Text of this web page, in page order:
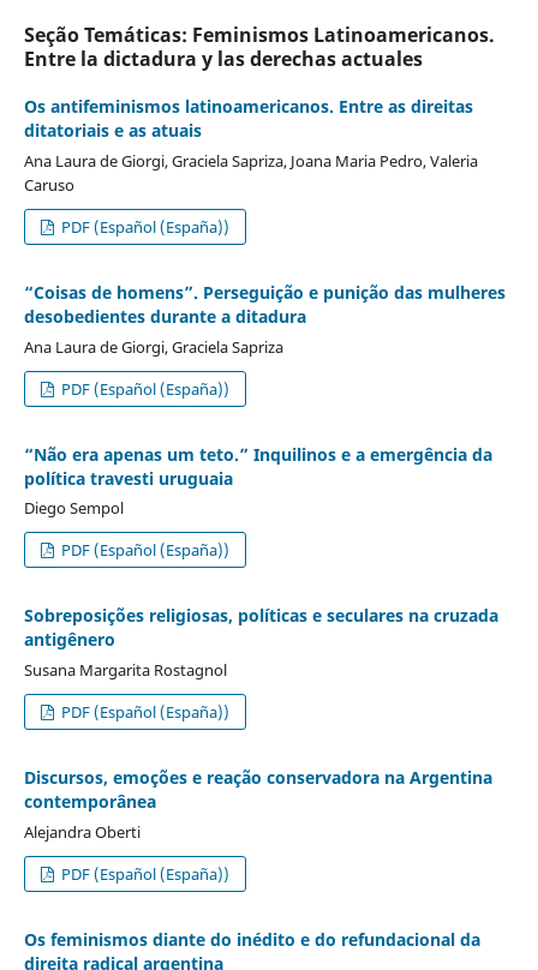
Seção Temáticas: Feminismos Latinoamericanos.
Entre la dictadura y las derechas actuales
Os antifeminismos latinoamericanos. Entre as direitas
ditatoriais e as atuais
Ana Laura de Giorgi, Graciela Sapriza, Joana Maria Pedro, Valeria
Caruso
PDF (Español (España))
“Coisas de homens”. Perseguição e punição das mulheres
desobedientes durante a ditadura
Ana Laura de Giorgi, Graciela Sapriza
PDF (Español (España))
“Não era apenas um teto.” Inquilinos e a emergência da
política travesti uruguaia
Diego Sempol
PDF (Español (España))
Sobreposições religiosas, políticas e seculares na cruzada
antigênero
Susana Margarita Rostagnol
PDF (Español (España))
Discursos, emoções e reação conservadora na Argentina
contemporânea
Alejandra Oberti
PDF (Español (España))
Os feminismos diante do inédito e do refundacional da
direita radical argentina